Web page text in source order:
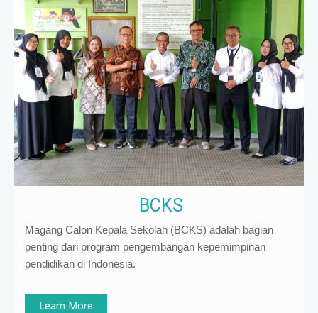
BCKS
Magang Calon Kepala Sekolah (BCKS) adalah bagian
penting dari program pengembangan kepemimpinan
pendidikan di Indonesia.
Learn More